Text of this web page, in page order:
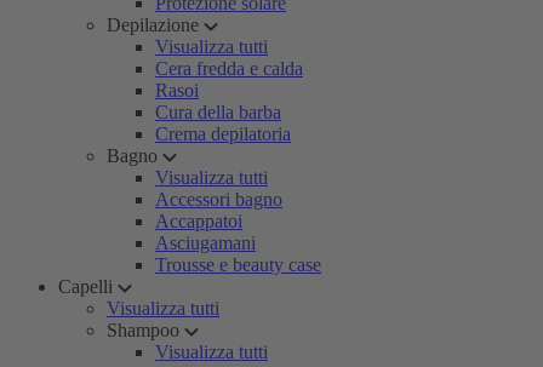
Depilazione
Visualizza tutti
Cera fredda e calda
Rasoi
Cura della barba
Crema depilatoria
Bagno
Visualizza tutti
Accessori bagno
Accappatoi
Asciugamani
Trousse e beauty case
Capelli
Visualizza tutti
Shampoo
Visualizza tutti